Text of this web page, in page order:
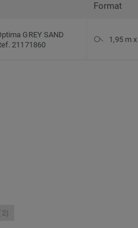
Format
GREY SAND
21171860
1,95 m